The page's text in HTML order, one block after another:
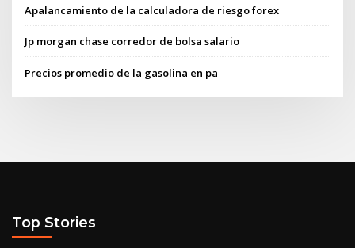
Apalancamiento de la calculadora de riesgo forex
Jp morgan chase corredor de bolsa salario
Precios promedio de la gasolina en pa
Top Stories